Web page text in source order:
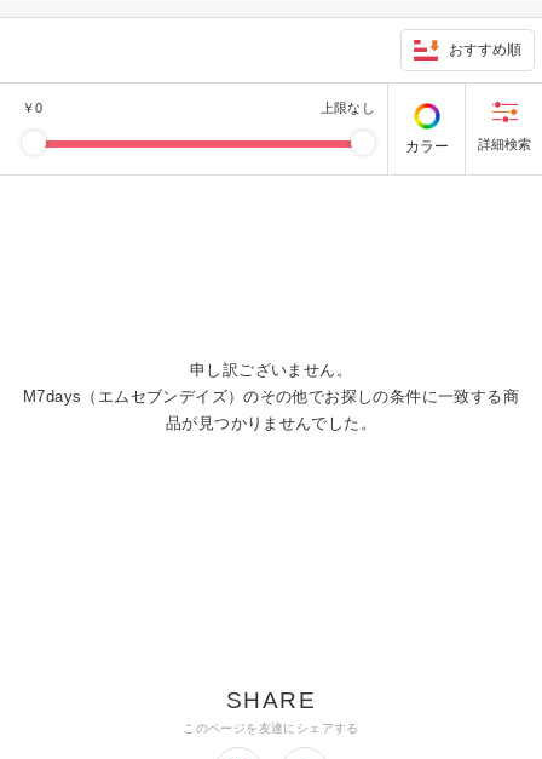
おすすめ順
￥0 上限なし
カラー
申し訳ございません。
M7days（エムセブンデイズ）のその他でお探しの条件に一致する商
品が見つかりませんでした。